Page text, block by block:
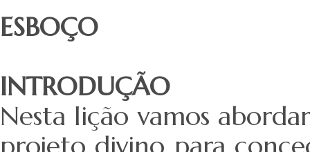
ESBOÇO
INTRODUÇÃO
Nesta lição vamos